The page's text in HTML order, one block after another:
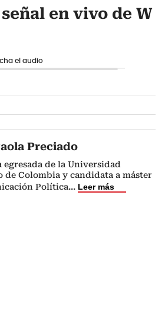
en vivo de W
el audio
Preciado
egresada de la Universidad
de Colombia y candidata a máster
Política... Leer más